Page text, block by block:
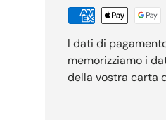
I dati di
memorizziamo i
della vostra carta